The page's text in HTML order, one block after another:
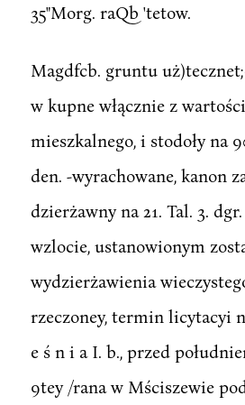
35"Morg. raQb 'tetow.
Magdfcb. gruntu
w kupne włącznie z
mieszkalnego, i stodoły na
den. -wyrachowane, kanon
dzierżawny na 21. Tal. 3. dgr.
wzlocie, ustanowionym
wydzierżawienia
rzeczoney, termin licytacyi
e ś n i a I. b., przed
9tey /rana w Mściszewie